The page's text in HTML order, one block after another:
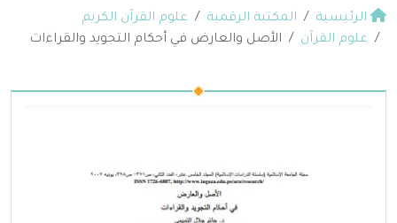
الرئيسية المكتبة الرقمية
علوم القرآن الكريم
علوم القرآن
الأصل والعارض في أحكام التجويد والقراءات